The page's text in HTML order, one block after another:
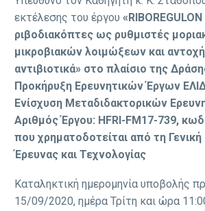
εκτέλεσης του έργου
ριβοδιακόπτες ως ρυθμιστές
μικροβιακών λοιμώξεων και
αντιβιοτικά» στο πλαίσιο της
Προκήρυξη Ερευνητικών Έργων
Ενίσχυση Μεταδιδακτορικών
Αριθμός Έργου: HFRI-FM17-739,
που χρηματοδοτείται από τη Γενική
Έρευνας και Τεχνολογίας
Καταληκτική ημερομηνία υποβολής
15/09/2020, ημέρα Τρίτη και ώρα